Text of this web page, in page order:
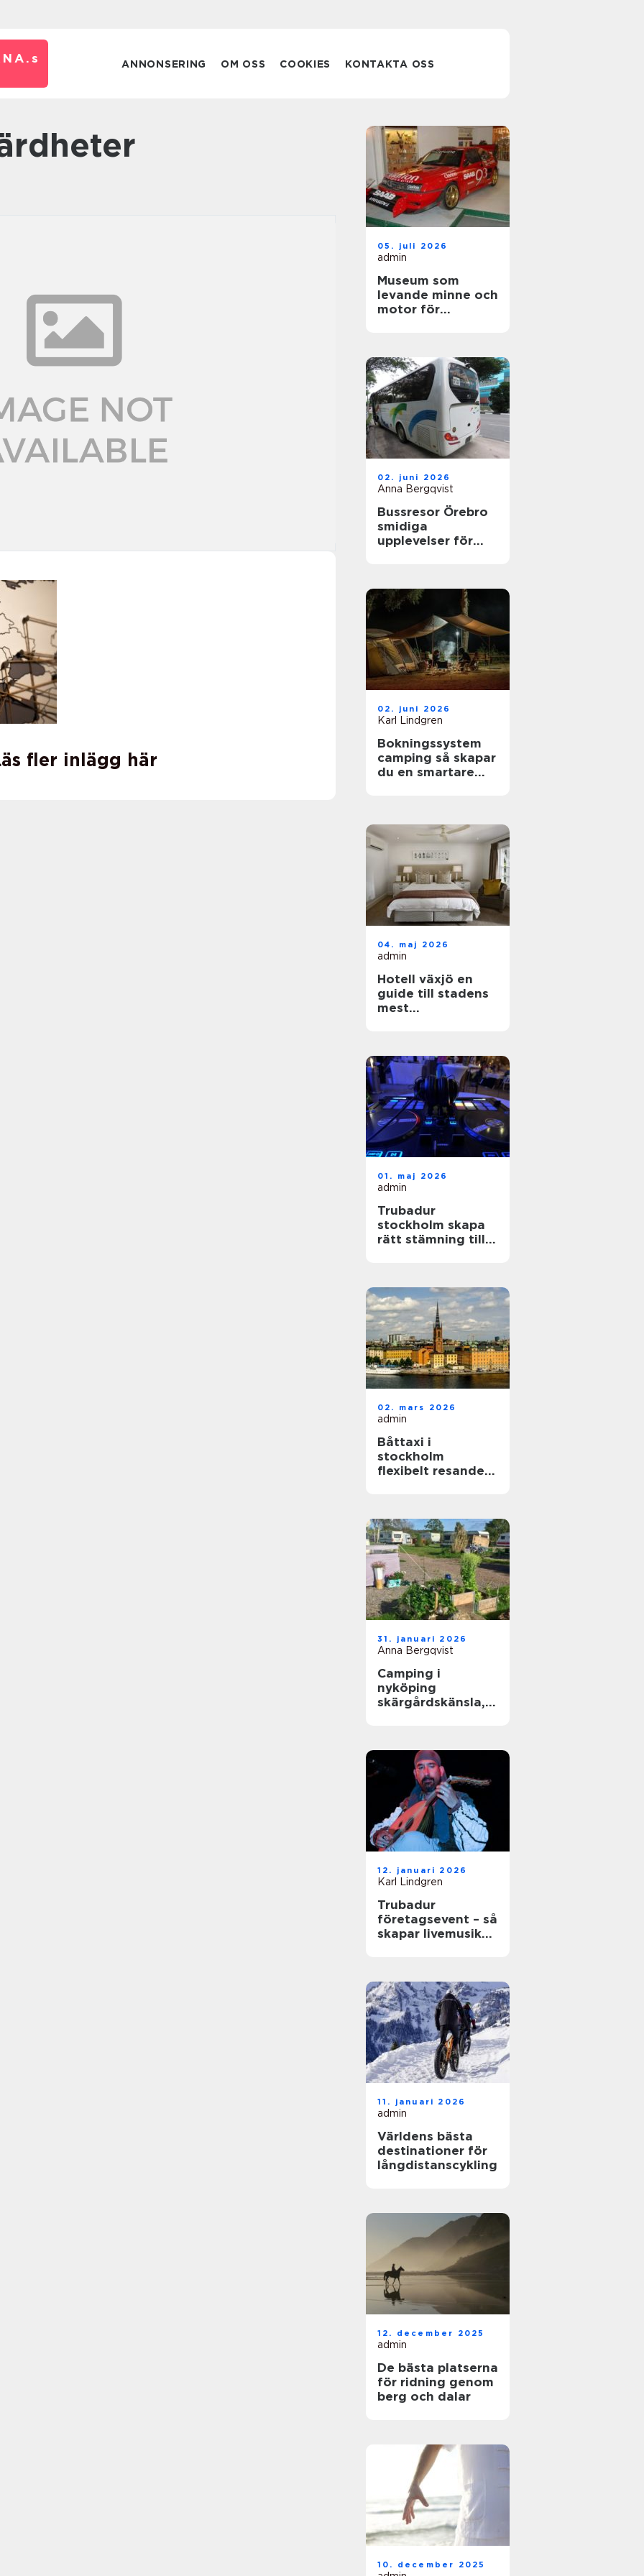
s ANNONSERING OM OSS COOKIES KONTAKTA OSS
fler inlägg här
05. juli 2026
admin
Museum som
levande minne och
motor för
02. juni 2026
Anna Bergqvist
Bussresor Örebro
smidiga
upplevelser för
02. juni 2026
Karl Lindgren
Bokningssystem
camping så skapar
du en smartare
04. maj 2026
admin
Hotell växjö en
guide till stadens
mest
01. maj 2026
admin
Trubadur
stockholm skapa
rätt stämning till
02. mars 2026
admin
Båttaxi i
stockholm
flexibelt resande i
31. januari 2026
Anna Bergqvist
Camping i
nyköping
skärgårdskänsla,
12. januari 2026
Karl Lindgren
Trubadur
företagsevent – så
skapar livemusik
11. januari 2026
admin
Världens bästa
destinationer för
långdistanscykling
12. december 2025
admin
De bästa platserna
för ridning genom
berg och dalar
10. december 2025